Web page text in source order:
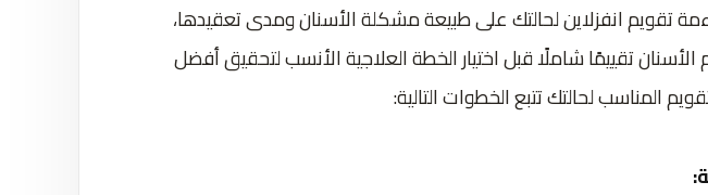
تقويم انفزلاين لحالتك على طبيعة مشكلة الأسنان ومدى تعقيدها،
تقييمًا شاملًا قبل اختيار الخطة العلاجية الأنسب لتحقيق أفضل
المناسب لحالتك تتبع الخطوات التالية: